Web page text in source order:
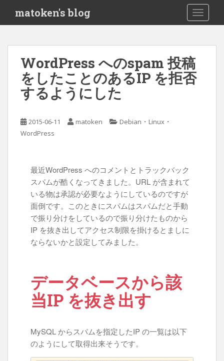
i
matoken's blog
WordPress へのspam 投稿
をしたことのあるIP を拒否
するようにした
2015-06-11 matoken Debian ・ Linux ・
WordPress
最近WordPress へのコメントとトラックバック
スパムが酷くなってきました。URL が含まれて
いる物は承認が必要なようにしているのですが
面倒です。このときにスパムはスパムだと手動
で振り分けをしているので振り分けたものから
IP を抜き出してアクセス制限を掛けるとましに
ならないかと設定してみました。
データベースから該
当IP を抜き出す
MySQL からスパムを指定したIP の一覧は以下
のようにして取得出来そうです。